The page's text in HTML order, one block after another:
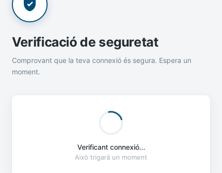
Verificació de seguretat
Comprovant que la teva connexió és segura. Espera un
moment.
Verificant connexió...
Això trigarà un moment